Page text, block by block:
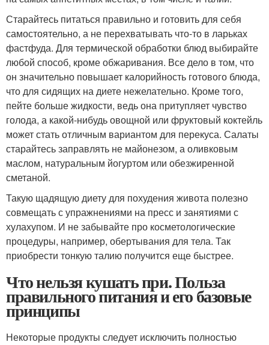
Старайтесь питаться правильно и готовить для себя
самостоятельно, а не перехватывать что-то в ларьках
фастфуда. Для термической обработки блюд выбирайте
любой способ, кроме обжаривания. Все дело в том, что
он значительно повышает калорийность готового блюда,
что для сидящих на диете нежелательно. Кроме того,
пейте больше жидкости, ведь она притупляет чувство
голода, а какой-нибудь овощной или фруктовый коктейль
может стать отличным вариантом для перекуса. Салаты
старайтесь заправлять не майонезом, а оливковым
маслом, натуральным йогуртом или обезжиренной
сметаной.
Такую щадящую диету для похудения живота полезно
совмещать с упражнениями на пресс и занятиями с
хулахупом. И не забывайте про косметологические
процедуры, например, обертывания для тела. Так
приобрести тонкую талию получится еще быстрее.
Что нельзя кушать при. Польза
правильного питания и его базовые
принципы
Некоторые продукты следует исключить полностью